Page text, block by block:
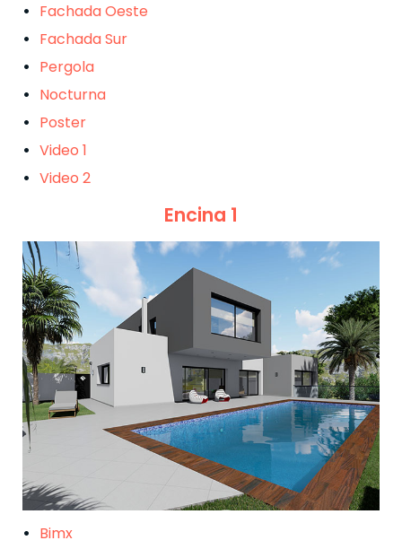
Fachada Oeste
Fachada Sur
Pergola
Nocturna
Poster
Video 1
Video 2
Encina 1
Bimx